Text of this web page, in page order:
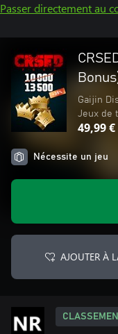
Passer directement au
Gaijin
Jeux de
49,99 €
Nécessite un jeu
AJOUTER À